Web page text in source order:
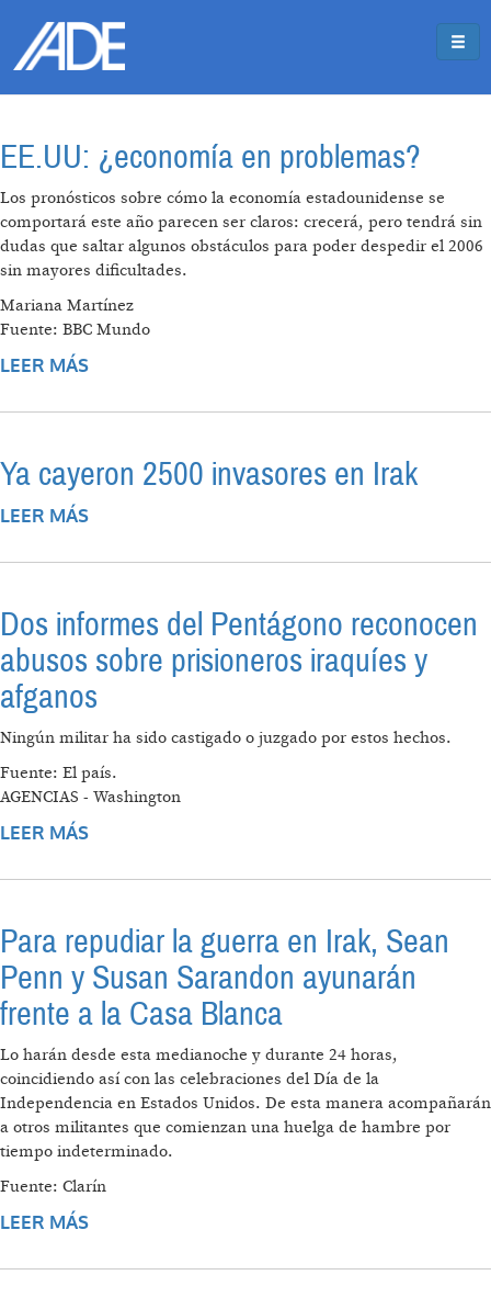
EE.UU: ¿economía en problemas?
Los pronósticos sobre cómo la economía estadounidense se
comportará este año parecen ser claros: crecerá, pero tendrá sin
dudas que saltar algunos obstáculos para poder despedir el 2006
sin mayores dificultades.
Mariana Martínez
Fuente: BBC Mundo
LEER MÁS
Ya cayeron 2500 invasores en Irak
LEER MÁS
Dos informes del Pentágono reconocen
abusos sobre prisioneros iraquíes y
afganos
Ningún militar ha sido castigado o juzgado por estos hechos.
Fuente: El país.
AGENCIAS - Washington
LEER MÁS
IRAQUÍES Y AFGANOS
Para repudiar la guerra en Irak, Sean
Penn y Susan Sarandon ayunarán
frente a la Casa Blanca
Lo harán desde esta medianoche y durante 24 horas,
coincidiendo así con las celebraciones del Día de la
Independencia en Estados Unidos. De esta manera acompañarán
a otros militantes que comienzan una huelga de hambre por
tiempo indeterminado.
Fuente: Clarín
LEER MÁS
FRENTE A LA CASA BLANCA